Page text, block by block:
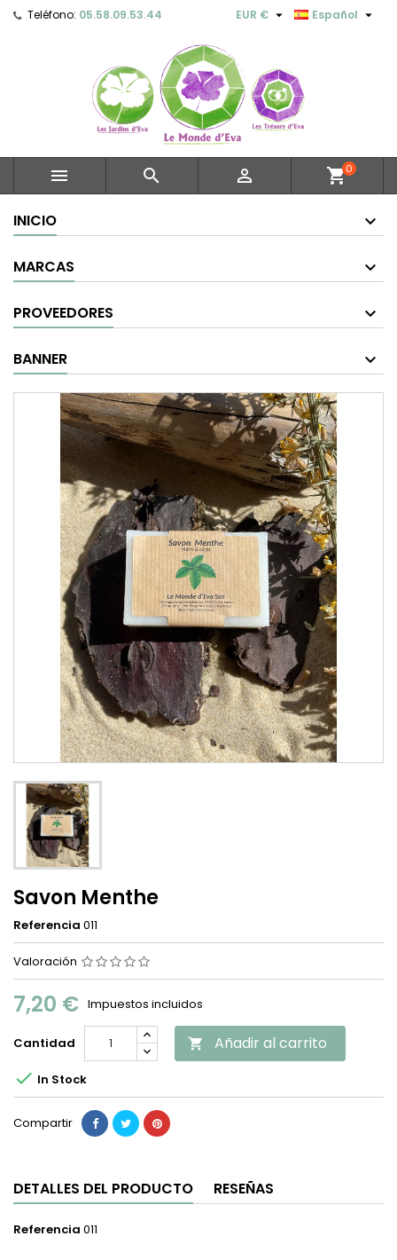
Teléfono: 05.58.09.53.44 Español 
EUR € 
   shopping_cart0
INICIO
MARCAS
PROVEEDORES
BANNER
Savon Menthe
Referencia 011
Valoración
7,20 € Impuestos incluidos
Cantidad  Añadir al carrito
 In Stock
Compartir
DETALLES DEL PRODUCTO RESEÑAS
Referencia 011